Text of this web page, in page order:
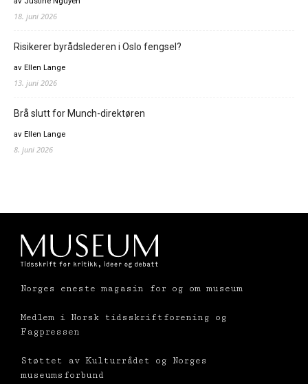
18. juni 2026
Risikerer byrådslederen i Oslo fengsel?
av Ellen Lange
13. juni 2026
Brå slutt for Munch-direktøren
av Ellen Lange
8. juni 2026
Norges eneste magasin for og om museum
Medlem i Norsk tidsskriftforening og
Fagpressen
Støttet av Kulturrådet og Norges
museumsforbund